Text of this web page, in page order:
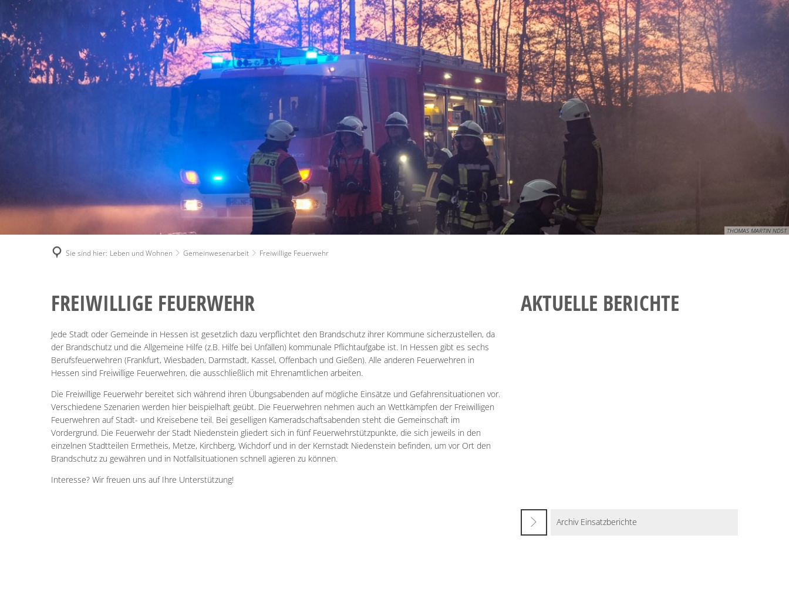
DIGITALER SERVICE RATHAUS LEBEN UND WOHNEN FREIZEIT UND TOURISMUS
THOMAS MARTIN NDST
Sie sind hier: Leben und Wohnen Gemeinwesenarbeit Freiwillige Feuerwehr
FREIWILLIGE
FEUERWEHR
FREIWILLIGE FEUERWEHR
Jede Stadt oder Gemeinde in Hessen ist gesetzlich dazu verpflichtet den Brandschutz ihrer Kommune sicherzustellen, da
der Brandschutz und die Allgemeine Hilfe (z.B. Hilfe bei Unfällen) kommunale Pflichtaufgabe ist. In Hessen gibt es sechs
Berufsfeuerwehren (Frankfurt, Wiesbaden, Darmstadt, Kassel, Offenbach und Gießen). Alle anderen Feuerwehren in
Hessen sind Freiwillige Feuerwehren, die ausschließlich mit Ehrenamtlichen arbeiten.
Die Freiwillige Feuerwehr bereitet sich während ihren Übungsabenden auf mögliche Einsätze und Gefahrensituationen vor.
Verschiedene Szenarien werden hier beispielhaft geübt. Die Feuerwehren nehmen auch an Wettkämpfen der Freiwilligen
Feuerwehren auf Stadt- und Kreisebene teil. Bei geselligen Kameradschaftsabenden steht die Gemeinschaft im
Vordergrund. Die Feuerwehr der Stadt Niedenstein gliedert sich in fünf Feuerwehrstützpunkte, die sich jeweils in den
einzelnen Stadtteilen Ermetheis, Metze, Kirchberg, Wichdorf und in der Kernstadt Niedenstein befinden, um vor Ort den
Brandschutz zu gewähren und in Notfallsituationen schnell agieren zu können.
Interesse? Wir freuen uns auf Ihre Unterstützung!
AKTUELLE BERICHTE
Archiv Einsatzberichte